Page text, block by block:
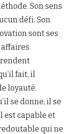
Son sens
défi. Son
sont ses
fait, il
loyauté.
se donne, il se
est capable et
qui ne